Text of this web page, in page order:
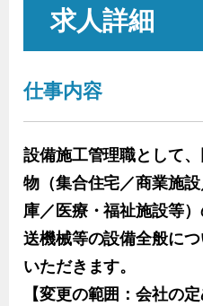
求人詳細
仕事内容
設備施工管理職として
物（集合住宅／商業施
庫／医療・福祉施設等
送機械等の設備全般に
いただきます。
【変更の範囲：会社の定